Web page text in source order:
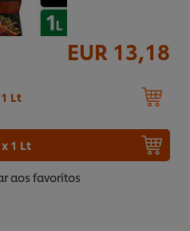
EUR 13,18
1 Lt
1 Lt
aos favoritos